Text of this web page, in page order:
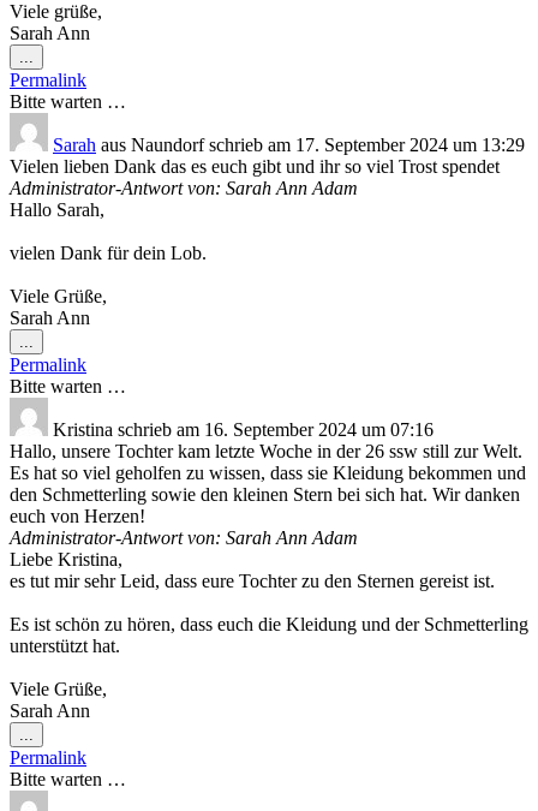
Viele grüße,
Sarah Ann
...
Metabox
ein-/ausblenden.
Permalink
Bitte warten …
Sarah aus Naundorf schrieb am 17. September 2024 um 13:29
Vielen lieben Dank das es euch gibt und ihr so viel Trost spendet
Administrator-Antwort von: Sarah Ann Adam
Hallo Sarah,
vielen Dank für dein Lob.
Viele Grüße,
Sarah Ann
...
Metabox
ein-/ausblenden.
Permalink
Bitte warten …
Kristina schrieb am 16. September 2024 um 07:16
Hallo, unsere Tochter kam letzte Woche in der 26 ssw still zur Welt.
Es hat so viel geholfen zu wissen, dass sie Kleidung bekommen und
den Schmetterling sowie den kleinen Stern bei sich hat. Wir danken
euch von Herzen!
Administrator-Antwort von: Sarah Ann Adam
Liebe Kristina,
es tut mir sehr Leid, dass eure Tochter zu den Sternen gereist ist.
Es ist schön zu hören, dass euch die Kleidung und der Schmetterling
unterstützt hat.
Viele Grüße,
Sarah Ann
...
Metabox
ein-/ausblenden.
Permalink
Bitte warten …